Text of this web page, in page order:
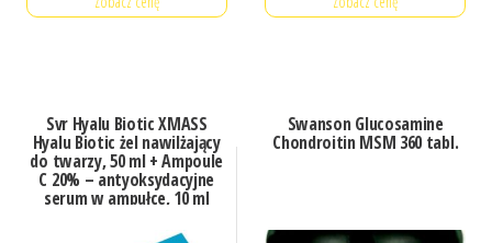
Svr Hyalu Biotic XMASS
Hyalu Biotic żel nawilżający
do twarzy, 50 ml + Ampoule
C 20% – antyoksydacyjne
serum w ampułce, 10 ml
Swanson Glucosamine
Chondroitin MSM 360 tabl.